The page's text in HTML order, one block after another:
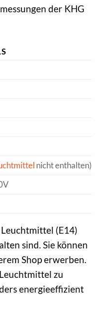
der KHG
nicht enthalten)
(E14)
sind. Sie können
Shop erwerben.
zu
energieeffizient